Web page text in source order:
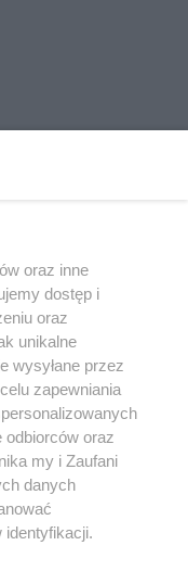
być powielany i
w jakikolwiek sposób (w
polu
umieszczaniem w
Jakiekolwiek użycie lub
naruszeniem prawa,
kary i może być
oraz inne
dostęp i
oraz
unikalne
wysyłane przez
zapewniania
odbiorców oraz
my i Zaufani
danych
identyfikacji.